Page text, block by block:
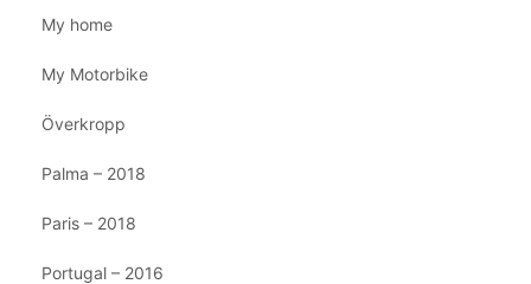
My home
My Motorbike
Överkropp
Palma – 2018
Paris – 2018
Portugal – 2016